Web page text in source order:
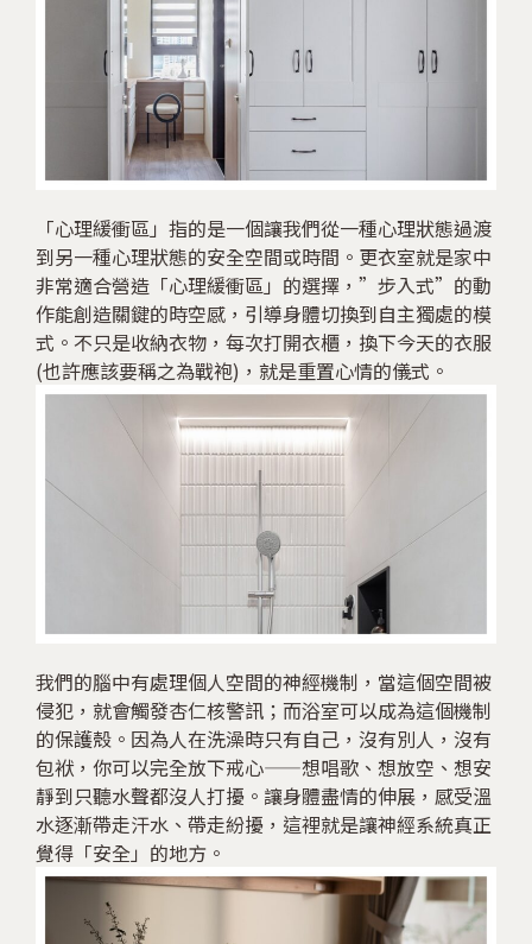
「心理緩衝區」指的是一個讓我們從一種心理狀態過渡
到另一種心理狀態的安全空間或時間。更衣室就是家中
非常適合營造「心理緩衝區」的選擇，”步入式”的動
作能創造關鍵的時空感，引導身體切換到自主獨處的模
式。不只是收納衣物，每次打開衣櫃，換下今天的衣服
(也許應該要稱之為戰袍)，就是重置心情的儀式。
我們的腦中有處理個人空間的神經機制，當這個空間被
侵犯，就會觸發杏仁核警訊；而浴室可以成為這個機制
的保護殼。因為人在洗澡時只有自己，沒有別人，沒有
包袱，你可以完全放下戒心——想唱歌、想放空、想安
靜到只聽水聲都沒人打擾。讓身體盡情的伸展，感受溫
水逐漸帶走汗水、帶走紛擾，這裡就是讓神經系統真正
覺得「安全」的地方。